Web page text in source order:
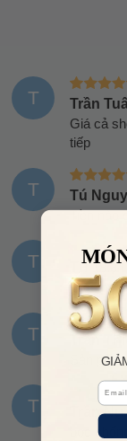
T Trần
Giá cả
tiếp
T Tú
Tiền nào
T Tú
Giao
T Trần
Sản
T Trần Nụ
bọc
Email